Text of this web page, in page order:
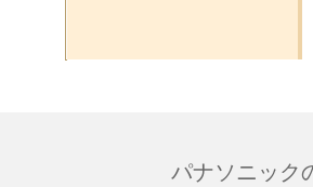
パナソニック